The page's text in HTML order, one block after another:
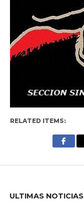
RELATED ITEMS:
ULTIMAS NOTICIAS